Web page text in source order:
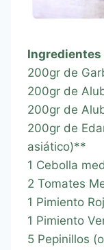
Ingredientes
200gr de
200gr de
200gr de
200gr de
asiático)**
1 Cebolla
2 Tomates
1 Pimiento
1 Pimiento
5 Pepinillos